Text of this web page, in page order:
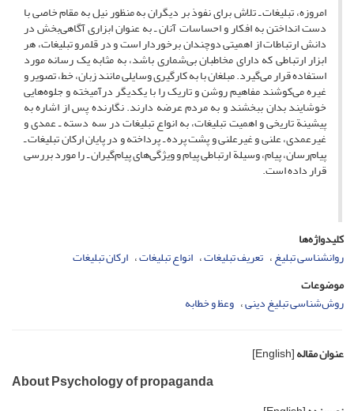
امروزه، تبلیغات ـ تلاش برای نفوذ بر دیگران به منظور نیل به مقام خاصی با
دست انداختن به افکار و احساسات آنان ـ به عنوان ابزاری آگاهی‌بخش در
دانش ارتباطات از اهمیتی دوچندان برخوردار است و در قلمرو تبلیغات، هر
ابزار ارتباطی که دارای مخاطبان بی‌شماری باشد، به مثابه یک رسانه مورد
استفاده قرار می‌گیرد. مبلغان با به کارگیری وسایلی مانند زبان، خط، تصویر و
غیره می‌کوشند مفاهیم روشن و تاریک را با یکدیگر درآمیخته و جلوه‌هایی
خوشایند بدان ببخشند و به مردم عرضه دارند. نگارنده پس از اشاره به
پیشینة تاریخی و اهمیت تبلیغات، به انواع تبلیغات در سه دسته ـ عمدی و
غیرعمدی، علنی و غیرعلنی و پشت پرده ـ پرداخته و در پایان ارکان تبلیغات ـ
پیام‌رسان، پیام، وسیلة ارتباطی پیام و ویژگی‌های پیام‌گیران ـ را مورد بررسی
قرار داده است.
کلیدواژه‌ها
روانشناسی تبلیغ تعریف تبلیغات انواع تبلیغات ارکان تبلیغات
موضوعات
روش‌شناسی تبلیغ دینی وعظ و خطابه
عنوان مقاله[English]
About Psychology of propaganda